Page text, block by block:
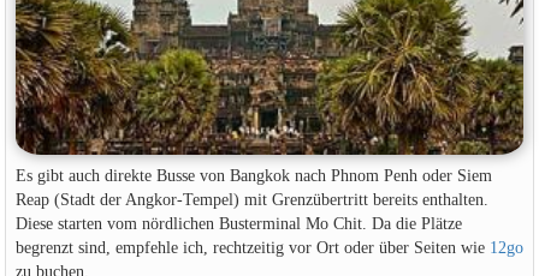
Es gibt auch direkte Busse von Bangkok nach Phnom Penh oder Siem
Reap (Stadt der Angkor-Tempel) mit Grenzübertritt bereits enthalten.
Diese starten vom nördlichen Busterminal Mo Chit. Da die Plätze
begrenzt sind, empfehle ich, rechtzeitig vor Ort oder über Seiten wie 12go
zu buchen.